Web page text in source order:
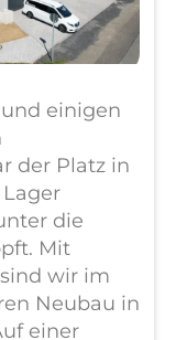
einigen
der Platz in
die
Mit
wir im
Neubau in
einer